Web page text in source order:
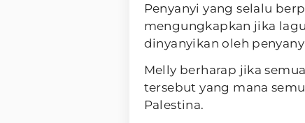
Penyanyi yang selalu
mengungkapkan jika
dinyanyikan oleh
Melly berharap jika
tersebut yang mana
Palestina.